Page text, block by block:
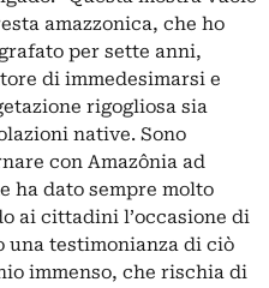
amazzonica, che ho
per sette anni,
di immedesimarsi e
rigogliosa sia
native. Sono
con Amazônia ad
ha dato sempre molto
ai cittadini l’occasione di
una testimonianza di ciò
immenso, che rischia di